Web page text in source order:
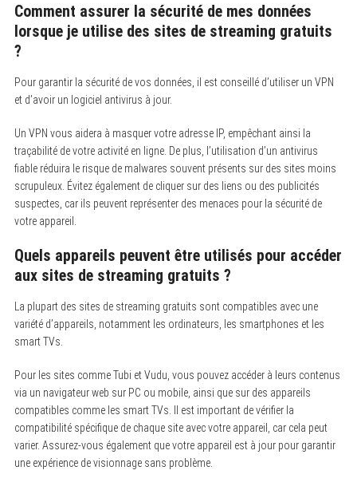
Comment assurer la sécurité de mes données
lorsque je utilise des sites de streaming gratuits
?
Pour garantir la sécurité de vos données, il est conseillé d’utiliser un VPN
et d’avoir un logiciel antivirus à jour.
Un VPN vous aidera à masquer votre adresse IP, empêchant ainsi la
traçabilité de votre activité en ligne. De plus, l’utilisation d’un antivirus
fiable réduira le risque de malwares souvent présents sur des sites moins
scrupuleux. Évitez également de cliquer sur des liens ou des publicités
suspectes, car ils peuvent représenter des menaces pour la sécurité de
votre appareil.
Quels appareils peuvent être utilisés pour accéder
aux sites de streaming gratuits ?
La plupart des sites de streaming gratuits sont compatibles avec une
variété d’appareils, notamment les ordinateurs, les smartphones et les
smart TVs.
Pour les sites comme Tubi et Vudu, vous pouvez accéder à leurs contenus
via un navigateur web sur PC ou mobile, ainsi que sur des appareils
compatibles comme les smart TVs. Il est important de vérifier la
compatibilité spécifique de chaque site avec votre appareil, car cela peut
varier. Assurez-vous également que votre appareil est à jour pour garantir
une expérience de visionnage sans problème.